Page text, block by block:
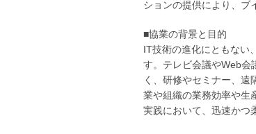
ションの提供により、ブ
■協業の背景と目的
IT技術の進化にともない
す。テレビ会議やWeb会
く、研修やセミナー、
業や組織の業務効率や生
実践において、迅速かつ